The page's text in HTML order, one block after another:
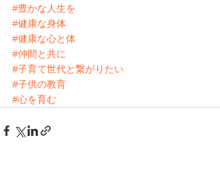
#豊かな人生を
#健康な身体
#健康な心と体
#仲間と共に
#子育て世代と繋がりたい
#子供の教育
#心を育む